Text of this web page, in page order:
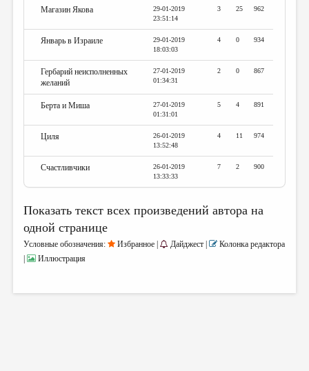
Магазин Якова
29-01-2019
23:51:14
3 25 962
Январь в Израиле
29-01-2019
18:03:03
4 0 934
Гербарий неисполненных
желаний
27-01-2019
01:34:31
2 0 867
Берта и Миша
27-01-2019
01:31:01
5 4 891
Циля
26-01-2019
13:52:48
4 11 974
Счастливчики
26-01-2019
13:33:33
7 2 900
Показать текст всех произведений автора на
одной странице
Условные обозначения: Избранное | Дайджест |
Колонка редактора
|
Иллюстрация